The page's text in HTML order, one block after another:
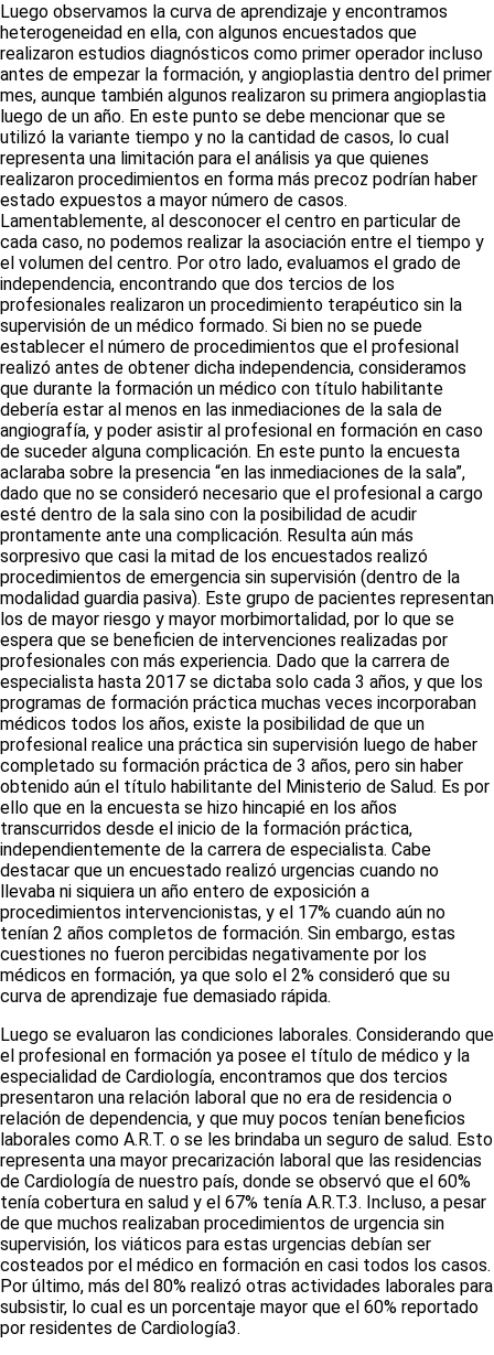
Luego observamos la curva de aprendizaje y encontramos
heterogeneidad en ella, con algunos encuestados que
realizaron estudios diagnósticos como primer operador incluso
antes de empezar la formación, y angioplastia dentro del primer
mes, aunque también algunos realizaron su primera angioplastia
luego de un año. En este punto se debe mencionar que se
utilizó la variante tiempo y no la cantidad de casos, lo cual
representa una limitación para el análisis ya que quienes
realizaron procedimientos en forma más precoz podrían haber
estado expuestos a mayor número de casos.
Lamentablemente, al desconocer el centro en particular de
cada caso, no podemos realizar la asociación entre el tiempo y
el volumen del centro. Por otro lado, evaluamos el grado de
independencia, encontrando que dos tercios de los
profesionales realizaron un procedimiento terapéutico sin la
supervisión de un médico formado. Si bien no se puede
establecer el número de procedimientos que el profesional
realizó antes de obtener dicha independencia, consideramos
que durante la formación un médico con título habilitante
debería estar al menos en las inmediaciones de la sala de
angiografía, y poder asistir al profesional en formación en caso
de suceder alguna complicación. En este punto la encuesta
aclaraba sobre la presencia “en las inmediaciones de la sala”,
dado que no se consideró necesario que el profesional a cargo
esté dentro de la sala sino con la posibilidad de acudir
prontamente ante una complicación. Resulta aún más
sorpresivo que casi la mitad de los encuestados realizó
procedimientos de emergencia sin supervisión (dentro de la
modalidad guardia pasiva). Este grupo de pacientes representan
los de mayor riesgo y mayor morbimortalidad, por lo que se
espera que se beneficien de intervenciones realizadas por
profesionales con más experiencia. Dado que la carrera de
especialista hasta 2017 se dictaba solo cada 3 años, y que los
programas de formación práctica muchas veces incorporaban
médicos todos los años, existe la posibilidad de que un
profesional realice una práctica sin supervisión luego de haber
completado su formación práctica de 3 años, pero sin haber
obtenido aún el título habilitante del Ministerio de Salud. Es por
ello que en la encuesta se hizo hincapié en los años
transcurridos desde el inicio de la formación práctica,
independientemente de la carrera de especialista. Cabe
destacar que un encuestado realizó urgencias cuando no
llevaba ni siquiera un año entero de exposición a
procedimientos intervencionistas, y el 17% cuando aún no
tenían 2 años completos de formación. Sin embargo, estas
cuestiones no fueron percibidas negativamente por los
médicos en formación, ya que solo el 2% consideró que su
curva de aprendizaje fue demasiado rápida.
Luego se evaluaron las condiciones laborales. Considerando que
el profesional en formación ya posee el título de médico y la
especialidad de Cardiología, encontramos que dos tercios
presentaron una relación laboral que no era de residencia o
relación de dependencia, y que muy pocos tenían beneficios
laborales como A.R.T. o se les brindaba un seguro de salud. Esto
representa una mayor precarización laboral que las residencias
de Cardiología de nuestro país, donde se observó que el 60%
tenía cobertura en salud y el 67% tenía A.R.T.3. Incluso, a pesar
de que muchos realizaban procedimientos de urgencia sin
supervisión, los viáticos para estas urgencias debían ser
costeados por el médico en formación en casi todos los casos.
Por último, más del 80% realizó otras actividades laborales para
subsistir, lo cual es un porcentaje mayor que el 60% reportado
por residentes de Cardiología3.